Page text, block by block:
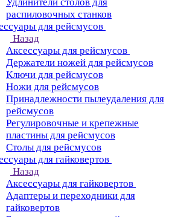
распиловочных станков
для рейсмусов
Назад
Аксессуары для рейсмусов
Держатели ножей для рейсмусов
Ключи для рейсмусов
Ножи для рейсмусов
Принадлежности пылеудаления для
рейсмусов
Регулировочные и крепежные
пластины для рейсмусов
Столы для рейсмусов
для гайковертов
Назад
Аксессуары для гайковертов
Адаптеры и переходники для
гайковертов